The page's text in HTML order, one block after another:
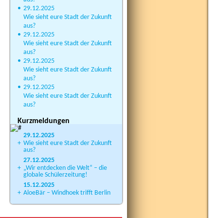
• 29.12.2025
Wie sieht eure Stadt der Zukunft
aus?
• 29.12.2025
Wie sieht eure Stadt der Zukunft
aus?
• 29.12.2025
Wie sieht eure Stadt der Zukunft
aus?
• 29.12.2025
Wie sieht eure Stadt der Zukunft
aus?
Kurzmeldungen
29.12.2025
+ Wie sieht eure Stadt der Zukunft
aus?
27.12.2025
+ „Wir entdecken die Welt“ – die
globale Schülerzeitung!
15.12.2025
+ AloeBär – Windhoek trifft Berlin